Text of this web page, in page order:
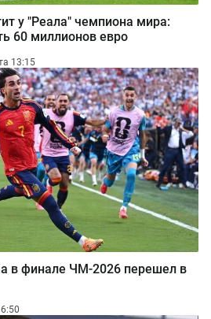
у "Реала" чемпиона мира:
60 миллионов евро
13:15
в финале ЧМ-2026 перешел в